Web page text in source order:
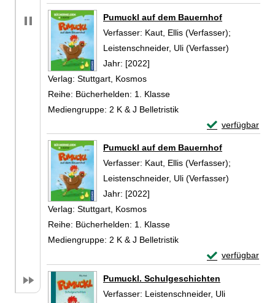
Pumuckl auf dem Bauernhof
Verfasser: Kaut, Ellis (Verfasser);
Leistenschneider, Uli (Verfasser)
Jahr: [2022]
Verlag: Stuttgart, Kosmos
Reihe: Bücherhelden: 1. Klasse
Mediengruppe: 2 K & J Belletristik
verfügbar
Exemplar-
Pumuckl auf dem Bauernhof
Verfasser: Kaut, Ellis (Verfasser);
Leistenschneider, Uli (Verfasser)
Jahr: [2022]
Verlag: Stuttgart, Kosmos
Reihe: Bücherhelden: 1. Klasse
Mediengruppe: 2 K & J Belletristik
verfügbar
Exemplar-
Pumuckl. Schulgeschichten
Verfasser: Leistenschneider, Uli